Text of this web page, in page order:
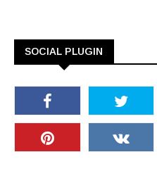
SOCIAL PLUGIN